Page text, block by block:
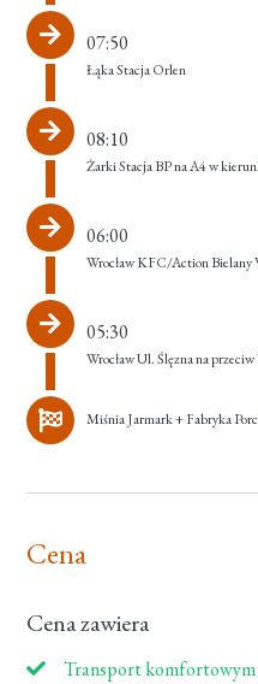
07:50
Łąka Stacja Orlen
08:10
Żarki Stacja BP na A4 w
06:00
Wrocław KFC/Action Bielany
05:30
Wrocław Ul. Ślęzna na
Miśnia Jarmark + Fabryka
Cena
Cena zawiera
Transport komfortowym